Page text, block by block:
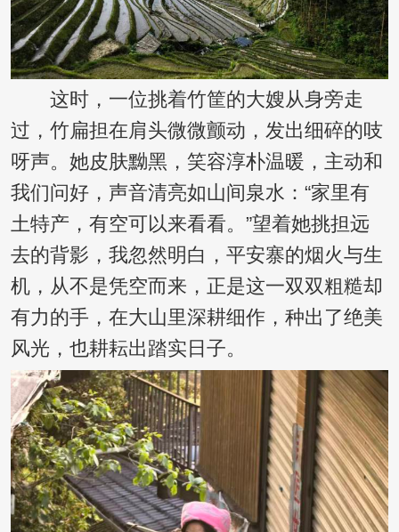
这时，一位挑着竹筐的大嫂从身旁走
过，竹扁担在肩头微微颤动，发出细碎的吱
呀声。她皮肤黝黑，笑容淳朴温暖，主动和
我们问好，声音清亮如山间泉水：“家里有
土特产，有空可以来看看。”望着她挑担远
去的背影，我忽然明白，平安寨的烟火与生
机，从不是凭空而来，正是这一双双粗糙却
有力的手，在大山里深耕细作，种出了绝美
风光，也耕耘出踏实日子。